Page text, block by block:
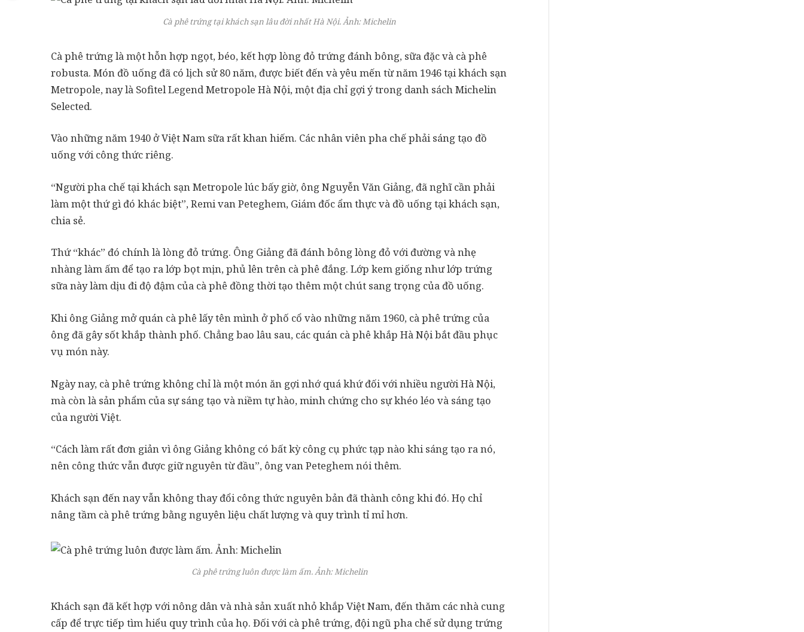
Cà phê trứng tại khách sạn lâu đời nhất Hà Nội. Ảnh:Michelin
Cà phê trứng là một hỗn hợp ngọt, béo, kết hợp lòng đỏ trứng đánh bông, sữa đặc và cà phê
robusta. Món đồ uống đã có lịch sử 80 năm, được biết đến và yêu mến từ năm 1946 tại khách sạn
Metropole, nay là Sofitel Legend Metropole Hà Nội, một địa chỉ gợi ý trong danh sách Michelin
Selected.
Vào những năm 1940 ở Việt Nam sữa rất khan hiếm. Các nhân viên pha chế phải sáng tạo đồ
uống với công thức riêng.
“Người pha chế tại khách sạn Metropole lúc bấy giờ, ông Nguyễn Văn Giảng, đã nghĩ cần phải
làm một thứ gì đó khác biệt”, Remi van Peteghem, Giám đốc ẩm thực và đồ uống tại khách sạn,
chia sẻ.
Thứ “khác” đó chính là lòng đỏ trứng. Ông Giảng đã đánh bông lòng đỏ với đường và nhẹ
nhàng làm ấm để tạo ra lớp bọt mịn, phủ lên trên cà phê đắng. Lớp kem giống như lớp trứng
sữa này làm dịu đi độ đậm của cà phê đồng thời tạo thêm một chút sang trọng của đồ uống.
Khi ông Giảng mở quán cà phê lấy tên mình ở phố cổ vào những năm 1960, cà phê trứng của
ông đã gây sốt khắp thành phố. Chẳng bao lâu sau, các quán cà phê khắp Hà Nội bắt đầu phục
vụ món này.
Ngày nay, cà phê trứng không chỉ là một món ăn gợi nhớ quá khứ đối với nhiều người Hà Nội,
mà còn là sản phẩm của sự sáng tạo và niềm tự hào, minh chứng cho sự khéo léo và sáng tạo
của người Việt.
“Cách làm rất đơn giản vì ông Giảng không có bất kỳ công cụ phức tạp nào khi sáng tạo ra nó,
nên công thức vẫn được giữ nguyên từ đầu”, ông van Peteghem nói thêm.
Khách sạn đến nay vẫn không thay đổi công thức nguyên bản đã thành công khi đó. Họ chỉ
nâng tầm cà phê trứng bằng nguyên liệu chất lượng và quy trình tỉ mỉ hơn.
Cà phê trứng luôn được làm ấm. Ảnh:Michelin
Khách sạn đã kết hợp với nông dân và nhà sản xuất nhỏ khắp Việt Nam, đến thăm các nhà cung
cấp để trực tiếp tìm hiểu quy trình của họ. Đối với cà phê trứng, đội ngũ pha chế sử dụng trứng